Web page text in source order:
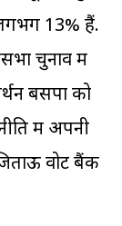
13% हैं.
चुनाव में
बसपा को
में अपनी
वोट बैंक